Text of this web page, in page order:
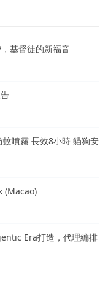
基督徒的新福音
蚊噴霧 長效8小時 貓狗安
(Macao)
Era打造，代理編排